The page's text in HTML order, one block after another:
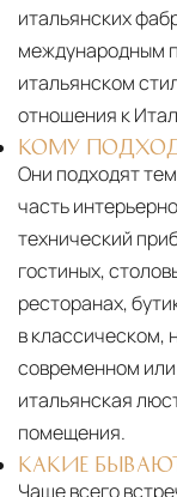
итальянских
международным
итальянском
отношения к
КОМУ
Они подходят
часть
технический
гостиных,
ресторанах,
в классическом,
современном
итальянская
помещения.
КАКИЕ
Чаще всего